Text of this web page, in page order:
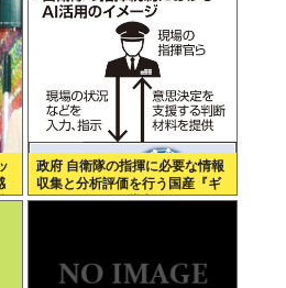
声はなんで届かなかったのかな
政府 自衛隊の指揮に必要な情報
収集と分析評価を行う国産『ギ
ョギョギョAI』導入へ